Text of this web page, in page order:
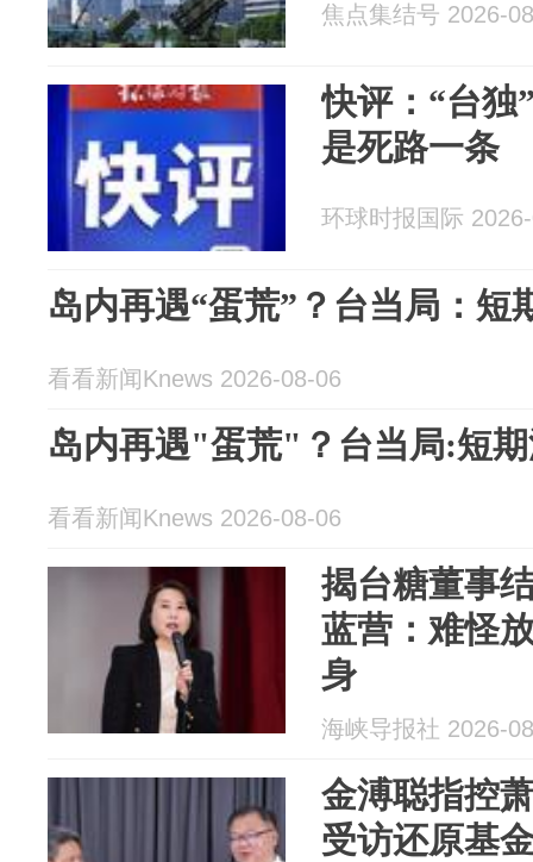
焦点集结号 2026-
快评：“台独
是死路一条
环球时报国际
岛内再遇“蛋荒”？台当局：短
看看新闻Knews 2026-08-06
岛内再遇"蛋荒"？台当局:短
看看新闻Knews 2026-08-06
揭台糖董事
蓝营：难怪
身
海峡导报社 2026-
金溥聪指控
受访还原基